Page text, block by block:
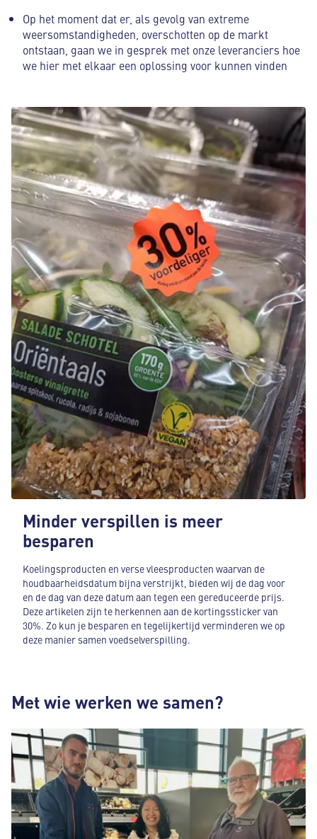
Op het moment dat er, als gevolg van extreme
weersomstandigheden, overschotten op de markt
ontstaan, gaan we in gesprek met onze leveranciers hoe
we hier met elkaar een oplossing voor kunnen vinden
Minder verspillen is meer
besparen
Koelingsproducten en verse vleesproducten waarvan de
houdbaarheidsdatum bijna verstrijkt, bieden wij de dag voor
en de dag van deze datum aan tegen een gereduceerde prijs.
Deze artikelen zijn te herkennen aan de kortingssticker van
30%. Zo kun je besparen en tegelijkertijd verminderen we op
deze manier samen voedselverspilling.
Met wie werken we samen?